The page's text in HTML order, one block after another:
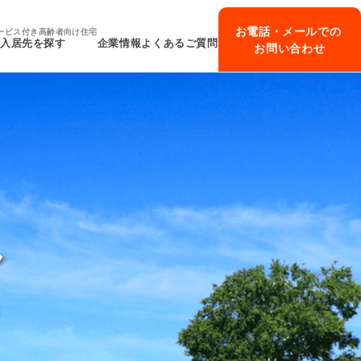
ビス付き高齢者向け住宅
入居先を探す 企業情報よくあるご質問
お電話・メールでの
お問い合わせ